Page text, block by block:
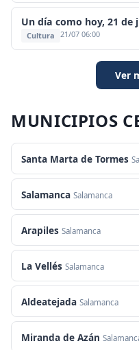
Un día como hoy, 21 de
Cultura 21/07 06:00
Ver
MUNICIPIOS
Santa Marta de Tormes
Salamanca Salamanca
Arapiles Salamanca
La Vellés Salamanca
Aldeatejada Salamanca
Miranda de Azán